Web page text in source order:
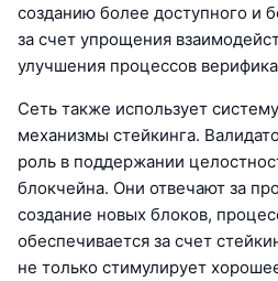
созданию более доступного и
за счет упрощения
улучшения процессов
Сеть также использует
механизмы стейкинга.
роль в поддержании
блокчейна. Они отвечают за
создание новых блоков,
обеспечивается за счет
не только стимулирует